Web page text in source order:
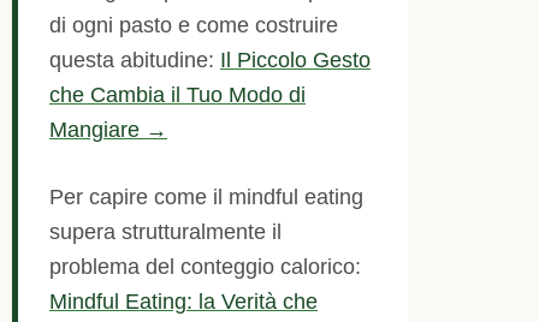
di ogni pasto e come costruire
questa abitudine: Il Piccolo Gesto
che Cambia il Tuo Modo di
Mangiare →
Per capire come il mindful eating
supera strutturalmente il
problema del conteggio calorico:
Mindful Eating: la Verità che